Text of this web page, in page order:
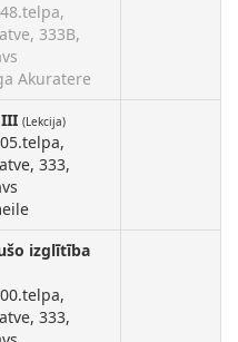
333B,
Akuratere
III (Lekcija)
333,
izglītība
333,